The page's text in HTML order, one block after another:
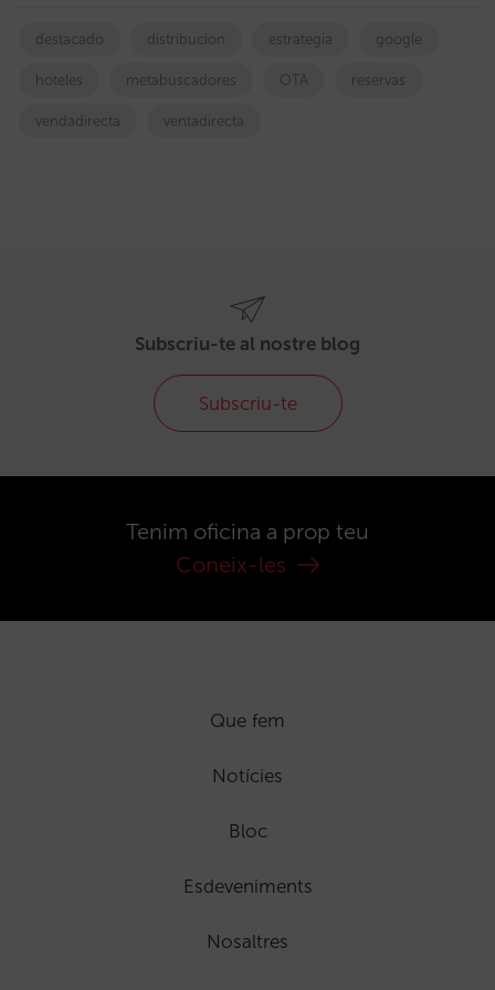
destacado distribucion estrategia google
hoteles metabuscadores OTA reservas
vendadirecta ventadirecta
Subscriu-te al nostre blog
Subscriu-te
Tenim oficina a prop teu
Coneix-les
Que fem
Notícies
Bloc
Esdeveniments
Nosaltres